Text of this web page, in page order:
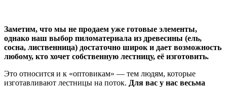
Заметим, что мы не продаем уже готовые элементы,
однако наш выбор пиломатериала из древесины (ель,
сосна, лиственница) достаточно широк и дает возможность
любому, кто хочет собственную лестницу, её изготовить.
Это относится и к «оптовикам» — тем людям, которые
изготавливают лестницы на поток. Для вас у нас весьма